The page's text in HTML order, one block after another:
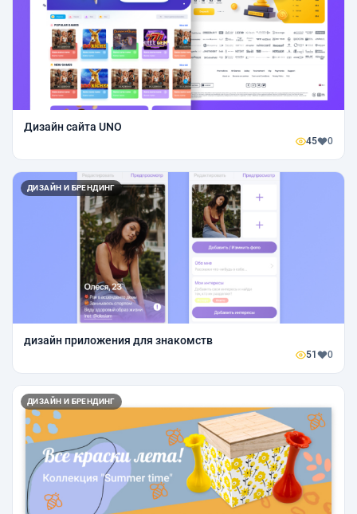
Дизайн сайта UNO
45 0
ДИЗАЙН И БРЕНДИНГ
дизайн приложения для знакомств
51 0
ДИЗАЙН И БРЕНДИНГ